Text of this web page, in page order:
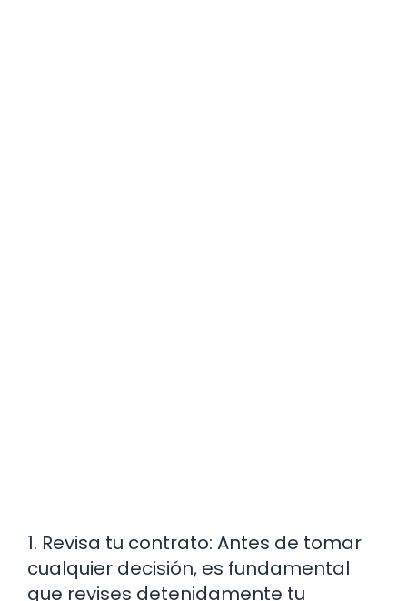
1. Revisa tu contrato: Antes de tomar
cualquier decisión, es fundamental
que revises detenidamente tu